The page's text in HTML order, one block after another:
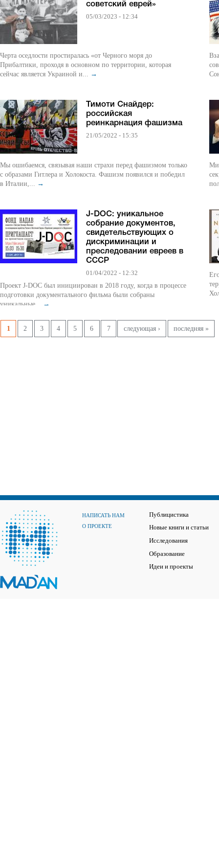
советский еврей»
05/03/2023 - 12:34
Черта оседлости простиралась «от Черного моря до
Прибалтики, проходя в основном по территории, которая
сейчас является Украиной и... →
Тимоти Снайдер:
российская
реинкарнация фашизма
21/05/2022 - 15:35
Мы ошибаемся, связывая наши страхи перед фашизмом только
с образами Гитлера и Холокоста. Фашизм появился и победил
в Италии,... →
J-DOC: уникальное
собрание документов,
свидетельствующих о
дискриминации и
преследовании евреев в
СССР
01/04/2022 - 12:32
Проект J-DOC был инициирован в 2018 году, когда в процессе
подготовки документального фильма были собраны
уникальные...
→
Страницы
1 2 3 4 5 6 7 следующая › последняя »
НАПИСАТЬ НАМ
О ПРОЕКТЕ
Публицистика
Новые книги и статьи
Исследования
Образование
Идеи и проекты